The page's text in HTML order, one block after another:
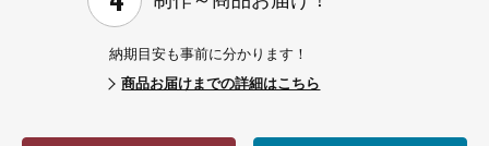
納期目安も事前に分かります！
商品お届けまでの詳細はこちら